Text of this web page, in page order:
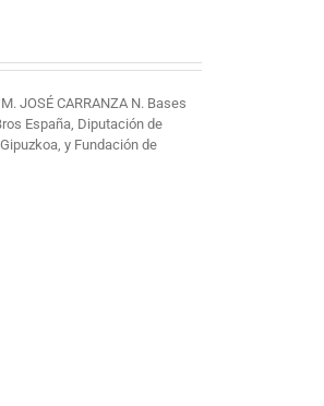
JOSÉ CARRANZA N. Bases
España, Diputación de
y Fundación de